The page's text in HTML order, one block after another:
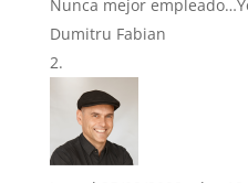
Nunca mejor
Dumitru Fabian